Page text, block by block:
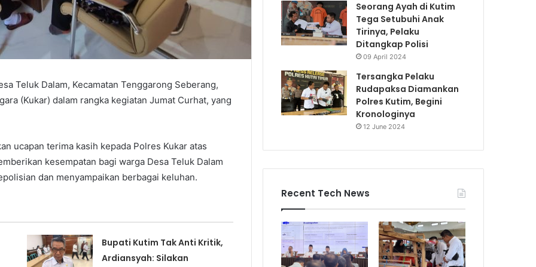
Teluk Dalam, Kecamatan Tenggarong Seberang,
(Kukar) dalam rangka kegiatan Jumat Curhat, yang
ucapan terima kasih kepada Polres Kukar atas
kesempatan bagi warga Desa Teluk Dalam
dan menyampaikan berbagai keluhan.
Bupati Kutim Tak Anti Kritik,
Ardiansyah: Silakan
Seorang Ayah di Kutim
Tega Setubuhi Anak
Tirinya, Pelaku
Ditangkap Polisi
09 April 2024
Tersangka Pelaku
Rudapaksa Diamankan
Polres Kutim, Begini
Kronologinya
12 June 2024
Recent Tech News